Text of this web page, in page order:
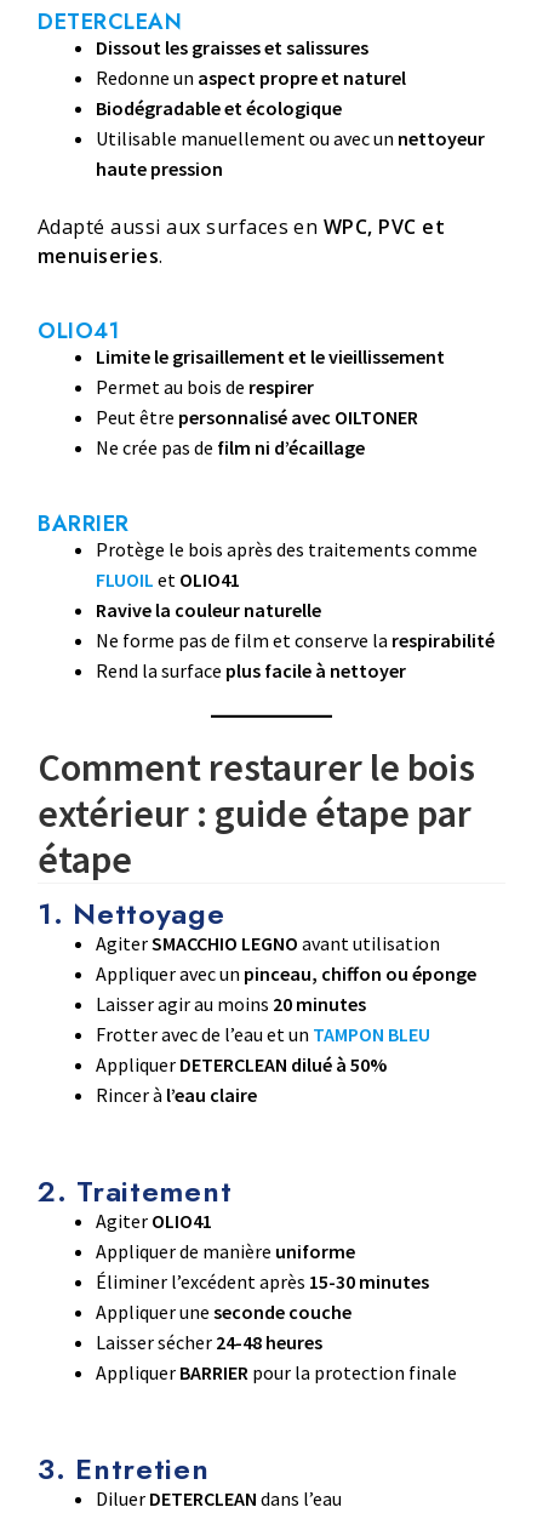
DETERCLEAN
Dissout les graisses et salissures
Redonne un aspect propre et naturel
Biodégradable et écologique
Utilisable manuellement ou avec un nettoyeur
haute pression
Adapté aussi aux surfaces en WPC, PVC et
menuiseries.
OLIO41
Limite le grisaillement et le vieillissement
Permet au bois de respirer
Peut être personnalisé avec OILTONER
Ne crée pas de film ni d’écaillage
BARRIER
Protège le bois après des traitements comme
FLUOIL et OLIO41
Ravive la couleur naturelle
Ne forme pas de film et conserve la respirabilité
Rend la surface plus facile à nettoyer
Comment restaurer le bois
extérieur : guide étape par
étape
1. Nettoyage
AgiterSMACCHIO LEGNO avant utilisation
Appliquer avec un pinceau, chiffon ou éponge
Laisser agir au moins 20 minutes
Frotter avec de l’eau et un TAMPON BLEU
Appliquer DETERCLEAN dilué à 50%
Rincer à l’eau claire
2. Traitement
Agiter OLIO41
Appliquer de manière uniforme
Éliminer l’excédent après 15-30 minutes
Appliquer une seconde couche
Laisser sécher 24-48 heures
Appliquer BARRIER pour la protection finale
3. Entretien
Diluer DETERCLEAN dans l’eau